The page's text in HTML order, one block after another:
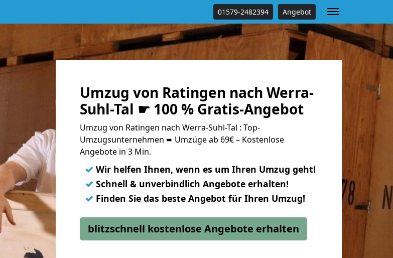
01579-2482394 Angebot
Umzug von Ratingen nach Werra-
Suhl-Tal ☛ 100 % Gratis-Angebot
Umzug von Ratingen nach Werra-Suhl-Tal : Top-
Umzugsunternehmen ➨ Umzüge ab 69€ – Kostenlose
Angebote in 3 Min.
✓ Wir helfen Ihnen, wenn es um Ihren Umzug geht!
✓ Schnell & unverbindlich Angebote erhalten!
✓ Finden Sie das beste Angebot für Ihren Umzug!
blitzschnell kostenlose Angebote erhalten